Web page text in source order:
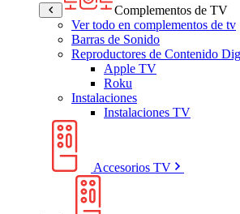
Complementos de TV
Ver todo en complementos de tv
Barras de Sonido
Reproductores de Contenido
Apple TV
Roku
Instalaciones
Instalaciones TV
Accesorios TV